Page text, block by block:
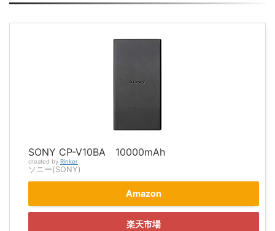
SONY CP-V10BA 10000mAh
created by Rinker
ソニー(SONY)
Amazon
楽天市場